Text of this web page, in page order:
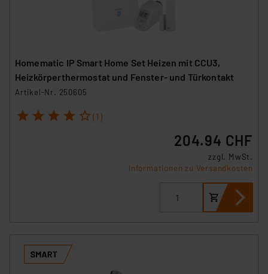
Homematic IP Smart Home Set Heizen mit CCU3,
Heizkörperthermostat und Fenster- und Türkontakt
Artikel-Nr. 250605
1 2 3 4 5 (1)
204.94 CHF
zzgl. MwSt.
Informationen zu Versandkosten